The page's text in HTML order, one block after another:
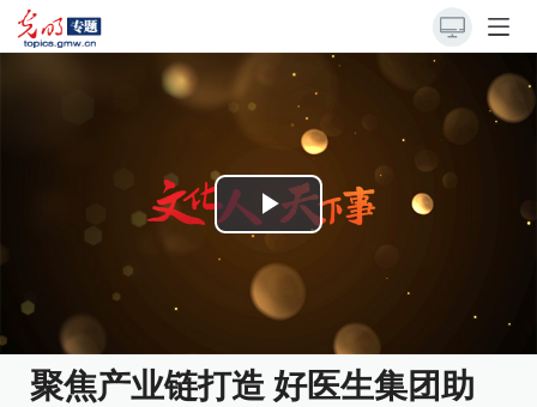
Play
Video
聚焦产业链打造 好医生集团助